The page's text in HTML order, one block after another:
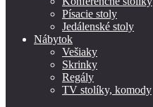
Písacie stoly
Jedálenské stoly
Nábytok
Vešiaky
Skrinky
Regály
TV stolíky, komody